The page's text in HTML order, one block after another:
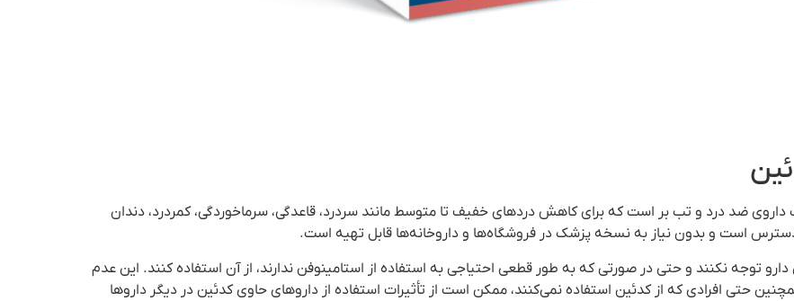
داروی ضد درد و تب بر است که برای کاهش دردهای خفیف تا متوسط مانند سردرد، قاعدگی، سرماخوردگی، کمردرد، دندان
در دسترس است و بدون نیاز به نسخه پزشک در فروشگاه‌ها و داروخانه‌ها قابل تهیه است.
دارو توجه نکنند و حتی در صورتی که به طور قطعی احتیاجی به استفاده از استامینوفن ندارند، از آن استفاده کنند. این عدم
حتی افرادی که از کدئین استفاده نمی‌کنند، ممکن است از تأثیرات استفاده از داروهای حاوی کدئین در دیگر داروها